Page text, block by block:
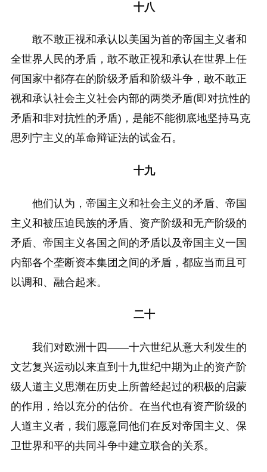
十八
敢不敢正视和承认以美国为首的帝国主义者和
全世界人民的矛盾，敢不敢正视和承认在世界上任
何国家中都存在的阶级矛盾和阶级斗争，敢不敢正
视和承认社会主义社会内部的两类矛盾(即对抗性的
矛盾和非对抗性的矛盾)，是能不能彻底地坚持马克
思列宁主义的革命辩证法的试金石。
十九
他们认为，帝国主义和社会主义的矛盾、帝国
主义和被压迫民族的矛盾、资产阶级和无产阶级的
矛盾、帝国主义各国之间的矛盾以及帝国主义一国
内部各个垄断资本集团之间的矛盾，都应当而且可
以调和、融合起来。
二十
我们对欧洲十四——十六世纪从意大利发生的
文艺复兴运动以来直到十九世纪中期为止的资产阶
级人道主义思潮在历史上所曾经起过的积极的启蒙
的作用，给以充分的估价。在当代也有资产阶级的
人道主义者，我们愿意同他们在反对帝国主义、保
卫世界和平的共同斗争中建立联合的关系。